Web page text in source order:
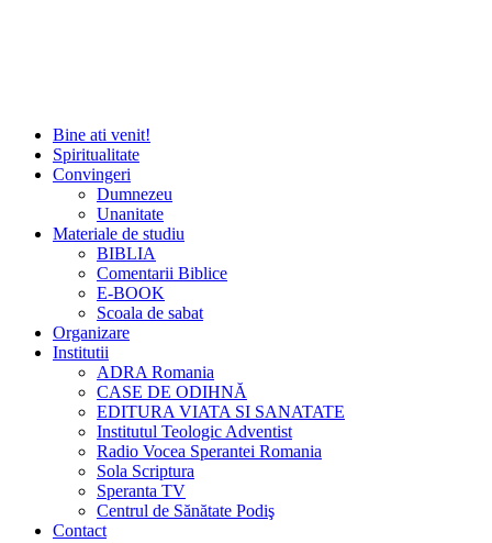
Bine ati venit!
Spiritualitate
Convingeri
Dumnezeu
Unanitate
Materiale de studiu
BIBLIA
Comentarii Biblice
E-BOOK
Scoala de sabat
Organizare
Institutii
ADRA Romania
CASE DE ODIHNĂ
EDITURA VIATA SI SANATATE
Institutul Teologic Adventist
Radio Vocea Sperantei Romania
Sola Scriptura
Speranta TV
Centrul de Sănătate Podiş
Contact